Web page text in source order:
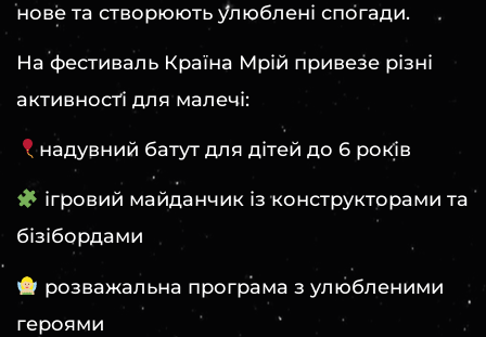
нове та створюють улюблені спогади.
На фестиваль Країна Мрій привезе різні
активності для малечі:
надувний батут для дітей до 6 років
ігровий майданчик із конструкторами та
бізібордами
розважальна програма з улюбленими
героями